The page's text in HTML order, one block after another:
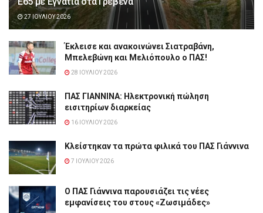
27 ΙΟΥΛΊΟΥ 2026
Έκλεισε και ανακοινώνει Σιατραβάνη,
Μπελεβώνη και Μελιόπουλο ο ΠΑΣ!
28 ΙΟΥΛΊΟΥ 2026
ΠΑΣ ΓΙΑΝΝΙΝΑ: Hλεκτρονική πώληση
εισιτηρίων διαρκείας
16 ΙΟΥΛΊΟΥ 2026
Κλείστηκαν τα πρώτα φιλικά του ΠΑΣ Γιάννινα
7 ΙΟΥΛΊΟΥ 2026
Ο ΠΑΣ Γιάννινα παρουσιάζει τις νέες
εμφανίσεις του στους «Ζωσιμάδες»